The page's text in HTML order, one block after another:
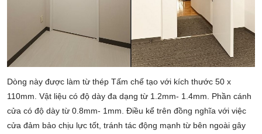
Dòng này được làm từ thép Tấm chế tạo với kích thước 50 x
110mm. Vật liệu có độ dày đa dạng từ 1.2mm- 1.4mm. Phần cánh
cửa có độ dày từ 0.8mm- 1mm. Điều kể trên đồng nghĩa với việc
cửa đảm bảo chịu lực tốt, tránh tác động mạnh từ bên ngoài gây